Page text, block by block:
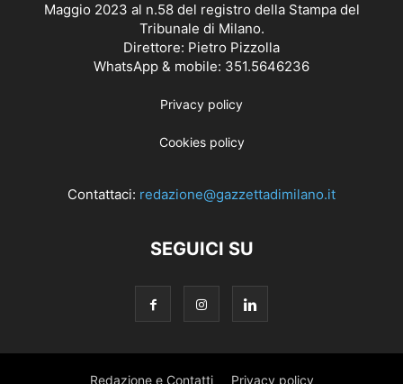
Maggio 2023 al n.58 del registro della Stampa del
Tribunale di Milano.
Direttore: Pietro Pizzolla
WhatsApp & mobile: 351.5646236
Privacy policy
Cookies policy
Contattaci: redazione@gazzettadimilano.it
SEGUICI SU
Redazione e Contatti Privacy policy